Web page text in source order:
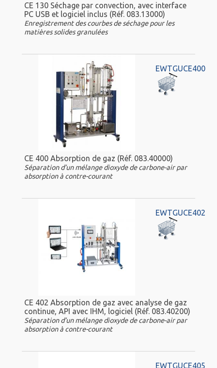
CE 130 Séchage par convection, avec interface
PC USB et logiciel inclus (Réf. 083.13000)
Enregistrement des courbes de séchage pour les
matières solides granulées
EWTGUCE400
CE 400 Absorption de gaz (Réf. 083.40000)
Séparation d’un mélange dioxyde de carbone-air par
absorption à contre-courant
EWTGUCE402
CE 402 Absorption de gaz avec analyse de gaz
continue, API avec IHM, logiciel (Réf. 083.40200)
Séparation d’un mélange dioxyde de carbone-air par
absorption à contre-courant
EWTGUCE405